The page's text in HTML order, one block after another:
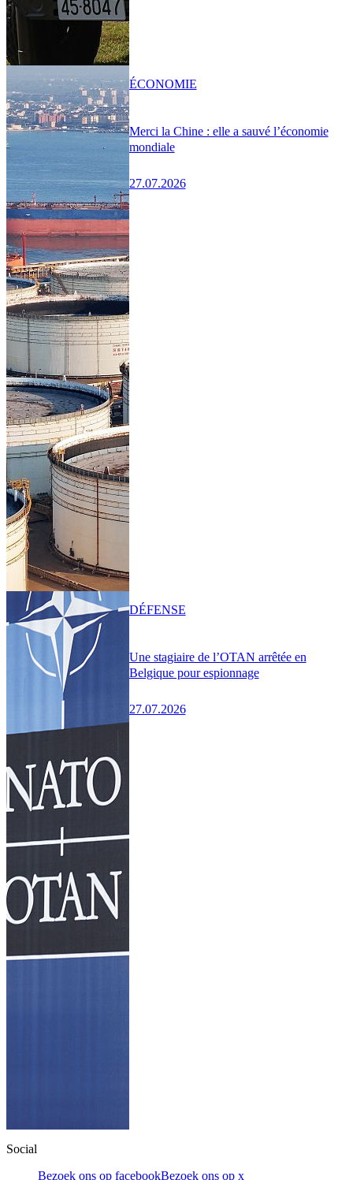
Merci la Chine : elle a sauvé l’économie
mondiale
27.07.2026
ÉCONOMIE
Une stagiaire de l’OTAN arrêtée en
Belgique pour espionnage
27.07.2026
DÉFENSE
Social
Bezoek ons op facebookBezoek ons op x